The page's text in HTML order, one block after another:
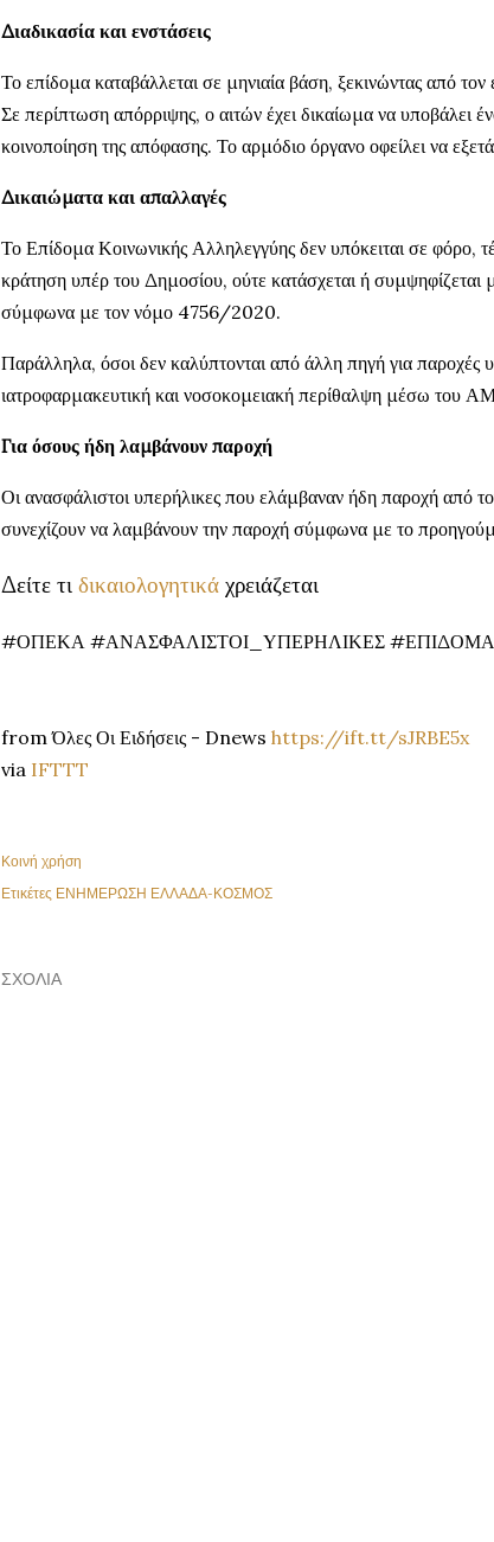
Διαδικασία και ενστάσεις
Το επίδομα καταβάλλεται σε μηνιαία βάση, ξεκινώντας από
Σε περίπτωση απόρριψης, ο αιτών έχει δικαίωμα να υποβάλει
κοινοποίηση της απόφασης. Το αρμόδιο όργανο οφείλει να
Δικαιώματα και απαλλαγές
Το Επίδομα Κοινωνικής Αλληλεγγύης δεν υπόκειται σε φόρο,
κράτηση υπέρ του Δημοσίου, ούτε κατάσχεται ή συμψηφίζεται
σύμφωνα με τον νόμο 4756/2020.
Παράλληλα, όσοι δεν καλύπτονται από άλλη πηγή για παροχές
ιατροφαρμακευτική και νοσοκομειακή περίθαλψη μέσω
Για όσους ήδη λαμβάνουν παροχή
Οι ανασφάλιστοι υπερήλικες που ελάμβαναν ήδη παροχή από
συνεχίζουν να λαμβάνουν την παροχή σύμφωνα με το
Δείτε τι δικαιολογητικά χρειάζεται
#ΟΠΕΚΑ #ΑΝΑΣΦΑΛΙΣΤΟΙ_ΥΠΕΡΗΛΙΚΕΣ #ΕΠΙΔΟΜΑ
from Όλες Οι Ειδήσεις - Dnews https://ift.tt/sJRBE5x
via IFTTT
Κοινή χρήση
Ετικέτες ΕΝΗΜΕΡΩΣΗ ΕΛΛΑΔΑ-ΚΟΣΜΟΣ
ΣΧΌΛΙΑ